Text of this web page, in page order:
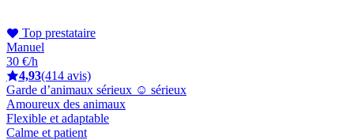
Top prestataire
Manuel
30 €/h
4,93(414 avis)
Garde d’animaux sérieux ☺️ sérieux
Amoureux des animaux
Flexible et adaptable
Calme et patient